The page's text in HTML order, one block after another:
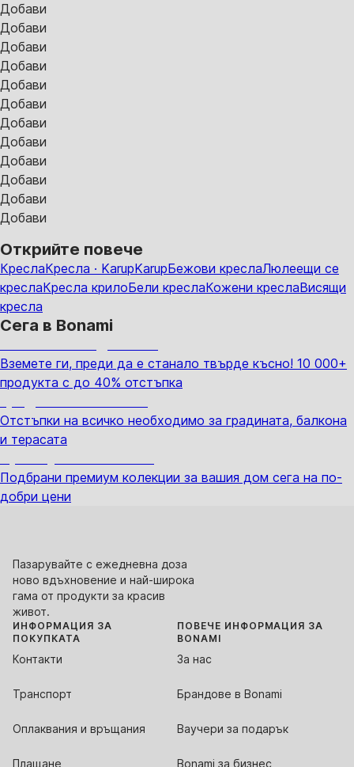
Добави
Добави
Добави
Добави
Добави
Добави
Добави
Добави
Добави
Добави
Добави
Добави
Открийте повече
КреслаКресла · KarupKarupБежови креслаЛюлеещи се
креслаКресла крилоБели креслаКожени креслаВисящи
кресла
Сега в Bonami
Вземете ги, преди да е станало твърде късно! 10 000+
продукта с до 40% отстъпка
Отстъпки на всичко необходимо за градината, балкона
и терасата
Подбрани премиум колекции за вашия дом сега на по-
добри цени
Пазарувайте с ежедневна доза
ново вдъхновение и най-широка
гама от продукти за красив
живот.
ИНФОРМАЦИЯ ЗА
ПОКУПКАТА
Контакти
Транспорт
Оплаквания и връщания
Плащане
ПОВЕЧЕ ИНФОРМАЦИЯ ЗА
BONAMI
За нас
Брандове в Bonami
Ваучери за подарък
Bonami за бизнес